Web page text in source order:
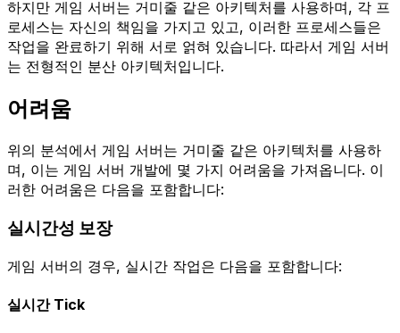
하지만 게임 서버는 거미줄 같은 아키텍처를 사용하며, 각 프
로세스는 자신의 책임을 가지고 있고, 이러한 프로세스들은
작업을 완료하기 위해 서로 얽혀 있습니다. 따라서 게임 서버
는 전형적인 분산 아키텍처입니다.
어려움
위의 분석에서 게임 서버는 거미줄 같은 아키텍처를 사용하
며, 이는 게임 서버 개발에 몇 가지 어려움을 가져옵니다. 이
러한 어려움은 다음을 포함합니다:
실시간성 보장
게임 서버의 경우, 실시간 작업은 다음을 포함합니다:
실시간 Tick